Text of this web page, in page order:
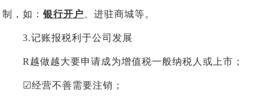
制，如：银行开户 、进驻商城等。
3.记账报税利于公司发展
R越做越大要申请成为增值税一般纳税人或上市；
☑经营不善需要注销；